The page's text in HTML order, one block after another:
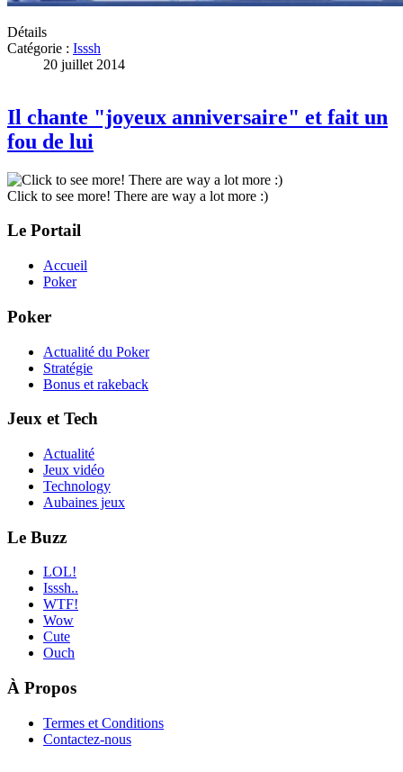
Détails
Catégorie : Isssh
20 juillet 2014
Il chante "joyeux anniversaire" et fait un
fou de lui
Click to see more! There are way a lot more :)
Le Portail
Accueil
Poker
Poker
Actualité du Poker
Stratégie
Bonus et rakeback
Jeux et Tech
Actualité
Jeux vidéo
Technology
Aubaines jeux
Le Buzz
LOL!
Isssh..
WTF!
Wow
Cute
Ouch
À Propos
Termes et Conditions
Contactez-nous